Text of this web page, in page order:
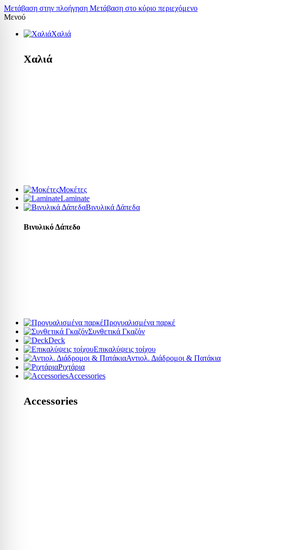
Μετάβαση στην πλοήγηση Μετάβαση στο κύριο περιεχόμενο
Μενού
Χαλιά
Χαλιά
Μοκέτες
Laminate
Βινυλικά Δάπεδα
Βινυλικό Δάπεδο
Προγυαλισμένα παρκέ
Συνθετικά Γκαζόν
Deck
Επικαλύψεις τοίχου
Αντιολ. Διάδρομοι & Πατάκια
Ριχτάρια
Accessories
Accessories